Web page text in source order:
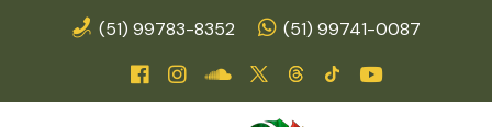
(51) 99783-8352 (51) 99741-0087